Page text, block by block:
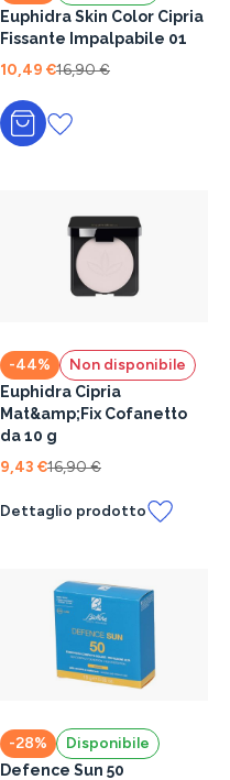
Euphidra Skin Color Cipria
Fissante Impalpabile 01
10,49 €16,90 €
Aggiungi al carrello
-44% Non disponibile
Euphidra Cipria
Mat&amp;Fix Cofanetto
da 10 g
9,43 €16,90 €
Dettaglio prodotto
-28% Disponibile
Defence Sun 50